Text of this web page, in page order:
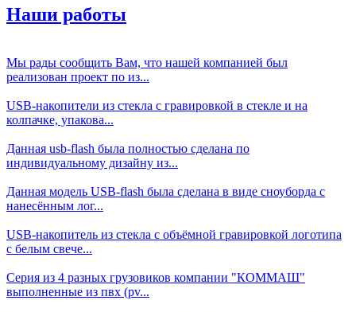
Наши работы
Мы рады сообщить Вам, что нашей компанией был
реализован проект по из...
USB-накопители из стекла с гравировкой в стекле и на
колпачке, упакова...
Данная usb-flash была полностью сделана по
индивидуальному дизайну из...
Данная модель USB-flash была сделана в виде сноуборда с
нанесённым лог...
USB-накопитель из стекла с объёмной гравировкой логотипа
с белым свече...
Серия из 4 разных грузовиков компании "КОММАШ"
выполненные из пвх (pv...